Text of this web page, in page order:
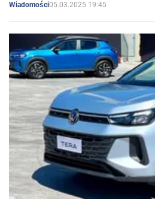
Wiadomości05.03.2025 19:45